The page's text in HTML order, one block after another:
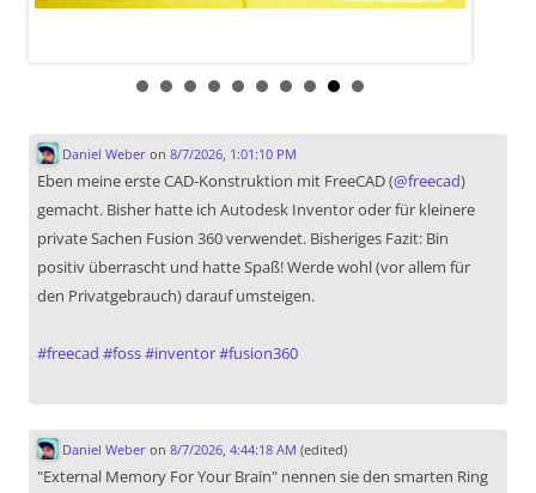
Daniel Weberon 8/7/2026, 1:01:10 PM
Eben meine erste CAD-Konstruktion mit FreeCAD (@freecad)
gemacht. Bisher hatte ich Autodesk Inventor oder für kleinere
private Sachen Fusion 360 verwendet. Bisheriges Fazit: Bin
positiv überrascht und hatte Spaß! Werde wohl (vor allem für
den Privatgebrauch) darauf umsteigen.
#freecad #foss#inventor#fusion360
Daniel Weberon 8/7/2026, 4:44:18 AM (edited)
"External Memory For Your Brain" nennen sie den smarten Ring